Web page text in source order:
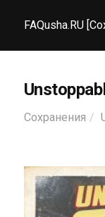
FAQusha.RU
Сохранения